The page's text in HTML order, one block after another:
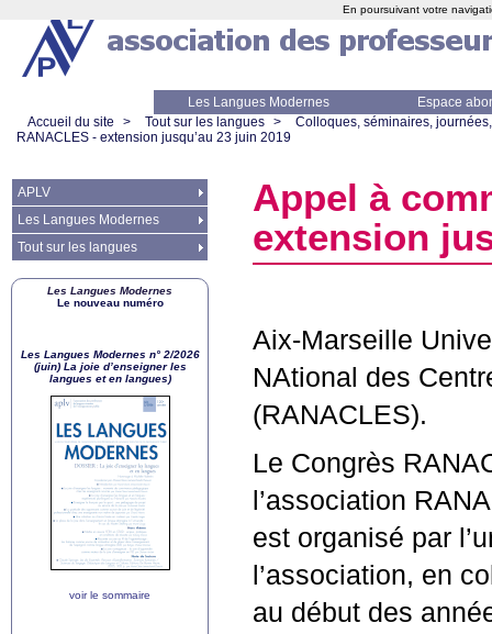
Les Langues Modernes
Espace
Accueil du site
> Tout sur les langues >
Colloques, séminaires,
RANACLES - extension jusqu’au 23 juin 2019
Appel à
extension
Aix-Marseille
NAtional des
(RANACLES).
Le Congrès
l’association
est organisé par
l’association, en
au début des
APLV
Les Langues Modernes
Tout sur les langues
Les Langues Modernes
Le nouveau numéro
Les Langues Modernes n° 2/2026
(juin) La joie d’enseigner les
langues et en langues)
voir le sommaire
En poursuivant votre